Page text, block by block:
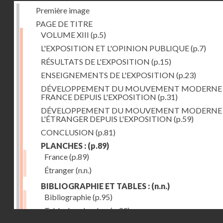
Première image
PAGE DE TITRE
VOLUME XIII (p.5)
L'EXPOSITION ET L'OPINION PUBLIQUE(p.7)
RÉSULTATS DE L'EXPOSITION (p.15)
ENSEIGNEMENTS DE L'EXPOSITION (p.23)
DÉVELOPPEMENT DU MOUVEMENT
FRANCE DEPUIS L'EXPOSITION (p.31)
DÉVELOPPEMENT DU MOUVEMENT
L'ÉTRANGER DEPUIS L'EXPOSITION (p.59)
CONCLUSION (p.81)
PLANCHES : (p.89)
France(p.89)
Étranger(n.n.)
BIBLIOGRAPHIE ET TABLES : (n.n.)
Bibliographie(p.95)
Table des planches(p.99)